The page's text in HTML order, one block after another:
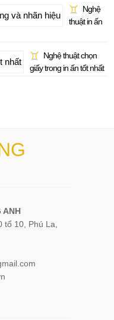
Nghệ
thuật in ấn
Nghệ thuật chọn
giấy trong in ấn tốt nhất
ANH
tổ 10, Phú La,